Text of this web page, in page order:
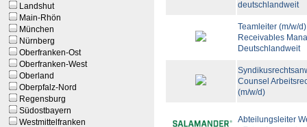
Landshut
Main-Rhön
München
Nürnberg
Oberfranken-Ost
Oberfranken-West
Oberland
Oberpfalz-Nord
Regensburg
Südostbayern
Westmittelfranken
deutschlandweit
Teamleiter (m/w/d)
Receivables
Deutschlandweit
Counsel
(m/w/d)
Abteilungsleiter